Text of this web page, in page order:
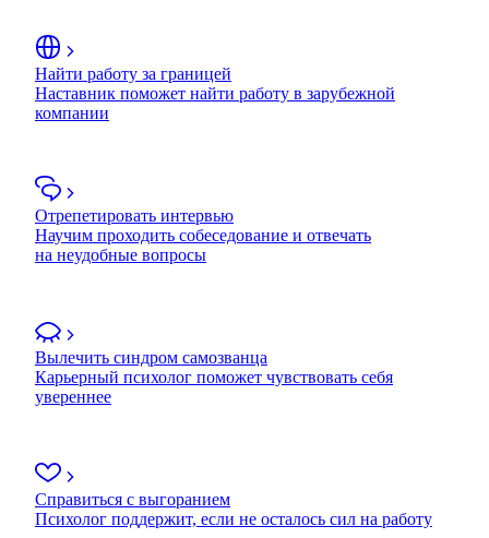
Найти работу за границей
Наставник поможет найти работу в зарубежной
компании
Отрепетировать интервью
Научим проходить собеседование и отвечать
на неудобные вопросы
Вылечить синдром самозванца
Карьерный психолог поможет чувствовать себя
увереннее
Справиться с выгоранием
Психолог поддержит, если не осталось сил на работу